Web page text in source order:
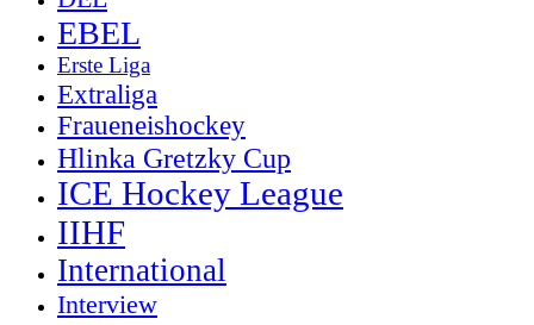
EBEL
Erste Liga
Extraliga
Fraueneishockey
Hlinka Gretzky Cup
ICE Hockey League
IIHF
International
Interview